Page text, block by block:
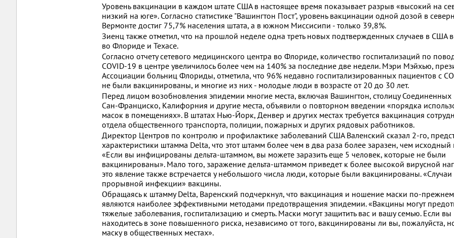
Уровень вакцинации в каждом штате США в настоящее время показывает разрыв «высокий на
низкий на юге». Согласно статистике "Вашингтон Пост", уровень вакцинации одной дозой в
Вермонте достиг 75,7% населения штата, а в южном Миссисипи - только 39,8%.
Зиенц также отметил, что на прошлой неделе одна треть новых подтвержденных случаев в США
во Флориде и Техасе.
Согласно отчету сетевого медицинского центра во Флориде, количество госпитализаций по
COVID-19 в центре увеличилось более чем на 140% за последние две недели. Мэри Мэйхью,
Ассоциации больниц Флориды, отметила, что 96% недавно госпитализированных пациентов с
не были вакцинированы, и многие из них - молодые люди в возрасте от 20 до 30 лет.
Перед лицом возобновления эпидемии многие места, включая Вашингтон, столицу Соединенных
Сан-Франциско, Калифорния и другие места, объявили о повторном введении «порядка
масок в помещениях». В штатах Нью-Йорк, Денвер и других местах требуется вакцинация
отдела общественного транспорта, полиции, пожарных и других рядовых работников.
Директор Центров по контролю и профилактике заболеваний США Валенский сказал 2-го,
характеристики штамма Delta, что этот штамм более чем в два раза более заразен, чем
«Если вы инфицированы дельта-штаммом, вы можете заразить еще 5 человек, которые не были
вакцинированы». Мало того, заражение дельта-штаммом приведет к более высокой вирусной
это явление также встречается у небольшого числа люди, которые были вакцинированы. «Случаи
прорывной инфекции» вакцины.
Обращаясь к штамму Delta, Варенский подчеркнул, что вакцинация и ношение маски по-
являются наиболее эффективными методами предотвращения эпидемии. «Вакцины могут
тяжелые заболевания, госпитализацию и смерть. Маски могут защитить вас и вашу семью. Если вы
находитесь в зоне повышенного риска, независимо от того, вакцинированы ли вы, пожалуйста,
маску в общественных местах».